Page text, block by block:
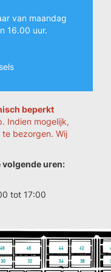
van maandag
16.00 uur.
beperkt
Indien mogelijk,
bezorgen. Wij
volgende uren:
tot 17:00